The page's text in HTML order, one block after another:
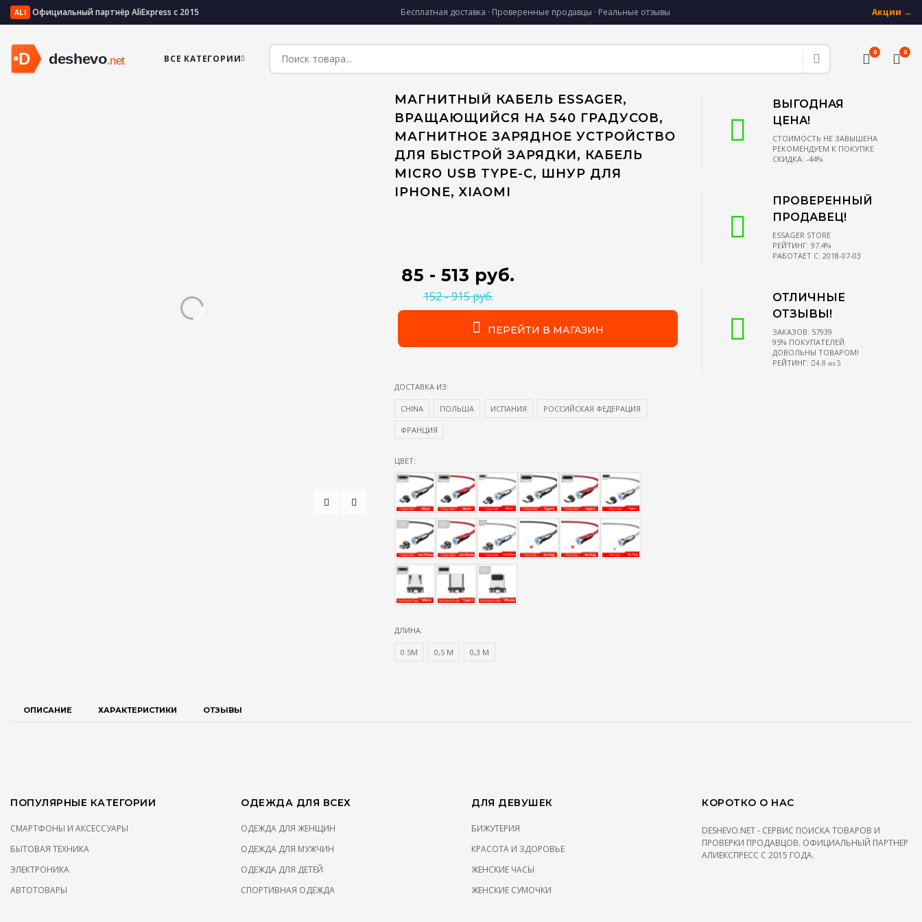
ALI Официальный партнёр AliExpress с 2015 Бесплатная доставка · Проверенные продавцы · Реальные отзывы Акции →
ВСЕ КАТЕГОРИИ
0 0
МАГНИТНЫЙ КАБЕЛЬ ESSAGER,
ВРАЩАЮЩИЙСЯ НА 540 ГРАДУСОВ,
МАГНИТНОЕ ЗАРЯДНОЕ УСТРОЙСТВО
ДЛЯ БЫСТРОЙ ЗАРЯДКИ, КАБЕЛЬ
MICRO USB TYPE-C, ШНУР ДЛЯ
IPHONE, XIAOMI
85 - 513 руб.
152 - 915 руб.
ПЕРЕЙТИ В МАГАЗИН
ДОСТАВКА ИЗ:
CHINA ПОЛЬША ИСПАНИЯ РОССИЙСКАЯ ФЕДЕРАЦИЯ
ФРАНЦИЯ
ЦВЕТ:
ДЛИНА:
0.5M 0,5 М 0,3 М
ВЫГОДНАЯ
ЦЕНА!
СТОИМОСТЬ НЕ ЗАВЫШЕНА
РЕКОМЕНДУЕМ К ПОКУПКЕ
СКИДКА: -44%
ПРОВЕРЕННЫЙ
ПРОДАВЕЦ!
ESSAGER STORE
РЕЙТИНГ: 97.4%
РАБОТАЕТ С: 2018-07-03
ОТЛИЧНЫЕ
ОТЗЫВЫ!
ЗАКАЗОВ: 57939
95% ПОКУПАТЕЛЕЙ
ДОВОЛЬНЫ ТОВАРОМ!
РЕЙТИНГ:
4.8 из 5
ОПИСАНИЕ ХАРАКТЕРИСТИКИ ОТЗЫВЫ
ПОПУЛЯРНЫЕ КАТЕГОРИИ
СМАРТФОНЫ И АКСЕССУАРЫ
БЫТОВАЯ ТЕХНИКА
ЭЛЕКТРОНИКА
АВТОТОВАРЫ
ОДЕЖДА ДЛЯ ВСЕХ
ОДЕЖДА ДЛЯ ЖЕНЩИН
ОДЕЖДА ДЛЯ МУЖЧИН
ОДЕЖДА ДЛЯ ДЕТЕЙ
СПОРТИВНАЯ ОДЕЖДА
ДЛЯ ДЕВУШЕК
БИЖУТЕРИЯ
КРАСОТА И ЗДОРОВЬЕ
ЖЕНСКИЕ ЧАСЫ
ЖЕНСКИЕ СУМОЧКИ
КОРОТКО О НАС
DESHEVO.NET - СЕРВИС ПОИСКА ТОВАРОВ И
ПРОВЕРКИ ПРОДАВЦОВ. ОФИЦИАЛЬНЫЙ ПАРТНЕР
АЛИЕКСПРЕСС С 2015 ГОДА.